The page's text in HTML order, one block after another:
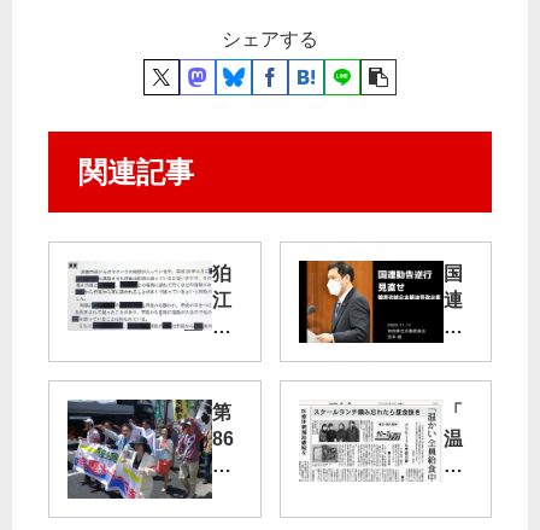
シェアする
関連記事
狛
江
前
長
の
セ
ラ
国
連
勧
逆
行
せ
第
86
回
ー
「
温
か
全